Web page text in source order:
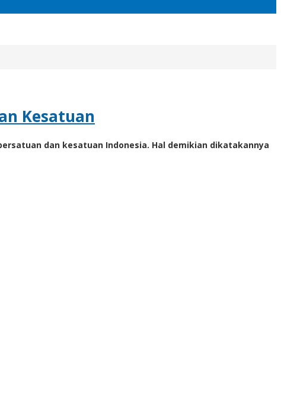
Kesatuan
dan kesatuan Indonesia. Hal demikian dikatakannya